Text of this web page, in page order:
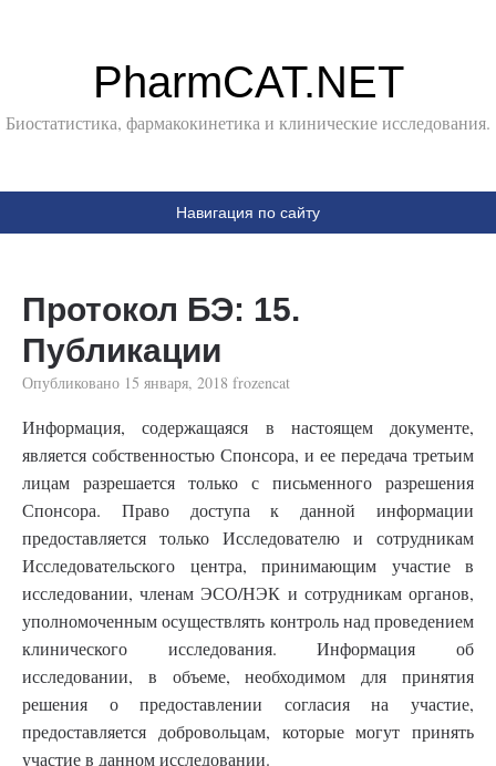
PharmCAT.NET
Биостатистика, фармакокинетика и клинические исследования.
Навигация по сайту
Протокол БЭ: 15.
Публикации
Опубликовано 15 января, 2018 frozencat
Информация, содержащаяся в настоящем документе,
является собственностью Спонсора, и ее передача третьим
лицам разрешается только с письменного разрешения
Спонсора. Право доступа к данной информации
предоставляется только Исследователю и сотрудникам
Исследовательского центра, принимающим участие в
исследовании, членам ЭСО/НЭК и сотрудникам органов,
уполномоченным осуществлять контроль над проведением
клинического исследования. Информация об
исследовании, в объеме, необходимом для принятия
решения о предоставлении согласия на участие,
предоставляется добровольцам, которые могут принять
участие в данном исследовании.